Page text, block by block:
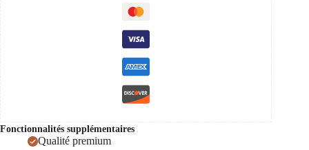
Fonctionnalités supplémentaires
Qualité premium